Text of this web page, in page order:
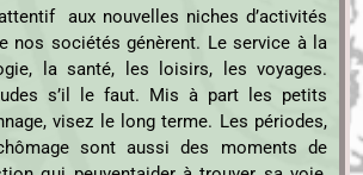
aux nouvelles niches d’activités
nos sociétés génèrent. Le service à la
la santé, les loisirs, les voyages.
s’il le faut. Mis à part les petits
visez le long terme. Les périodes,
sont aussi des moments de